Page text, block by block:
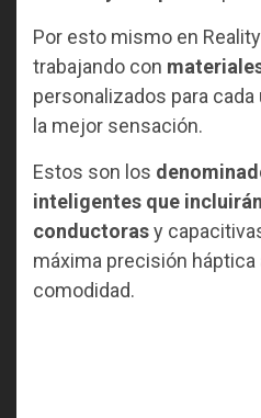
Por esto mismo en
trabajando con
personalizados para
la mejor sensación.
Estos son los
inteligentes que
conductorasy
máxima precisión háptica
comodidad.